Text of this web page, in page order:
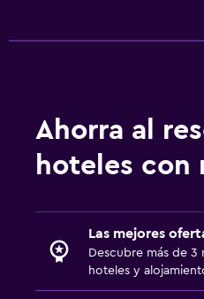
Ahorra al
hoteles con
Las mejores
Descubre más de 3
hoteles y